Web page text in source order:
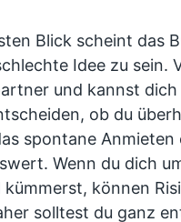
Blick scheint das
Idee zu sein.
und kannst
ob du
spontane
Wenn du dich
kümmerst, können
solltest du ganz